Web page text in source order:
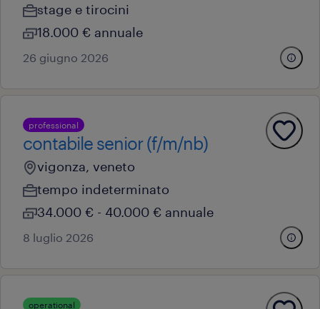
stage e tirocini
18.000 € annuale
26 giugno 2026
professional
contabile senior (f/m/nb)
vigonza, veneto
tempo indeterminato
34.000 € - 40.000 € annuale
8 luglio 2026
operational